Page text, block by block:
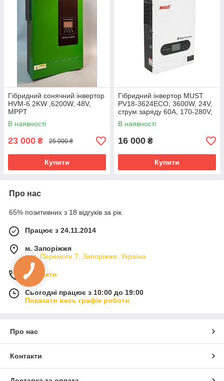
Гібридний сонячний інвертор
HVM-6.2KW ,6200W, 48V,
MPPT
В наявності
23 000 ₴ 25 000 ₴
Купити
Гібридний інвертор MUST
PV18-3624ECO, 3600W, 24V,
струм заряду 60A, 170-280V,
MPPT (100А, 30-320 Vdc)
В наявності
16 000 ₴
Купити
Про нас
65% позитивних з 18 відгуків за рік
Працює з 24.11.2014
м. Запоріжжя
вул. Перемоги 7, Запоріжжя, Україна
Контакти
Сьогодні працює з 10:00 до 19:00
Показати весь графік роботи
Про нас
Контакти